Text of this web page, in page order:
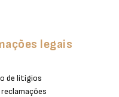
legais
de litígios